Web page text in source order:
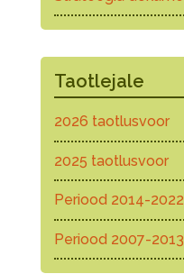
Taotlejale
2026 taotlusvoor
2025 taotlusvoor
Periood 2014-2022
Periood 2007-2013